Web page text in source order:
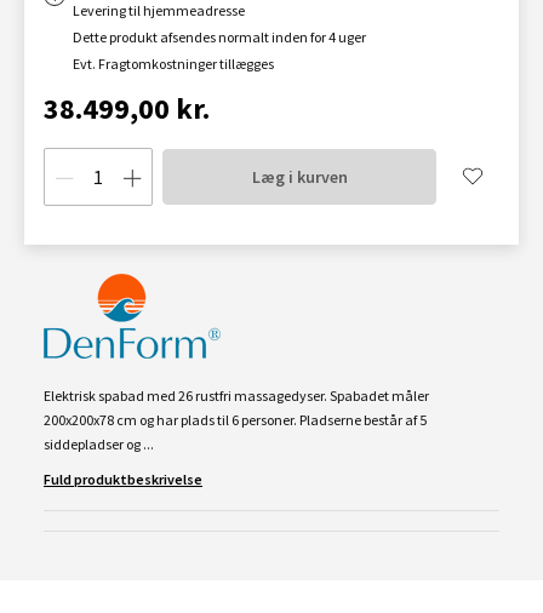
Levering til hjemmeadresse
Dette produkt afsendes normalt inden for 4 uger
Evt. Fragtomkostninger tillægges
38.499,00 kr.
Læg i kurven
Elektrisk spabad med 26 rustfri massagedyser. Spabadet måler
200x200x78 cm og har plads til 6 personer. Pladserne består af 5
siddepladser og ...
Fuld produktbeskrivelse